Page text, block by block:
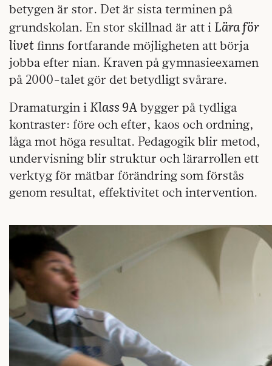
betygen är stor. Det är sista terminen på
grundskolan. En stor skillnad är att i Lära för
livet finns fortfarande möjligheten att börja
jobba efter nian. Kraven på gymnasieexamen
på 2000-talet gör det betydligt svårare.
Dramaturgin i Klass 9A bygger på tydliga
kontraster: före och efter, kaos och ordning,
låga mot höga resultat. Pedagogik blir metod,
undervisning blir struktur och lärarrollen ett
verktyg för mätbar förändring som förstås
genom resultat, effektivitet och intervention.